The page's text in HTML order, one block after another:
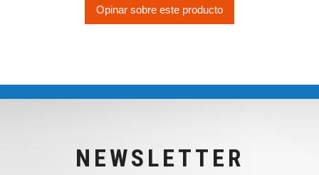
Opinar sobre este producto
NEWSLETTER